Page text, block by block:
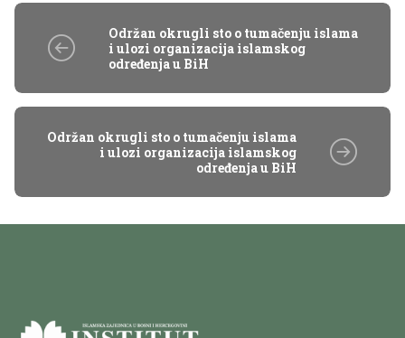
Održan okrugli sto o tumačenju islama
i ulozi organizacija islamskog
određenja u BiH
Održan okrugli sto o tumačenju islama
i ulozi organizacija islamskog
određenja u BiH